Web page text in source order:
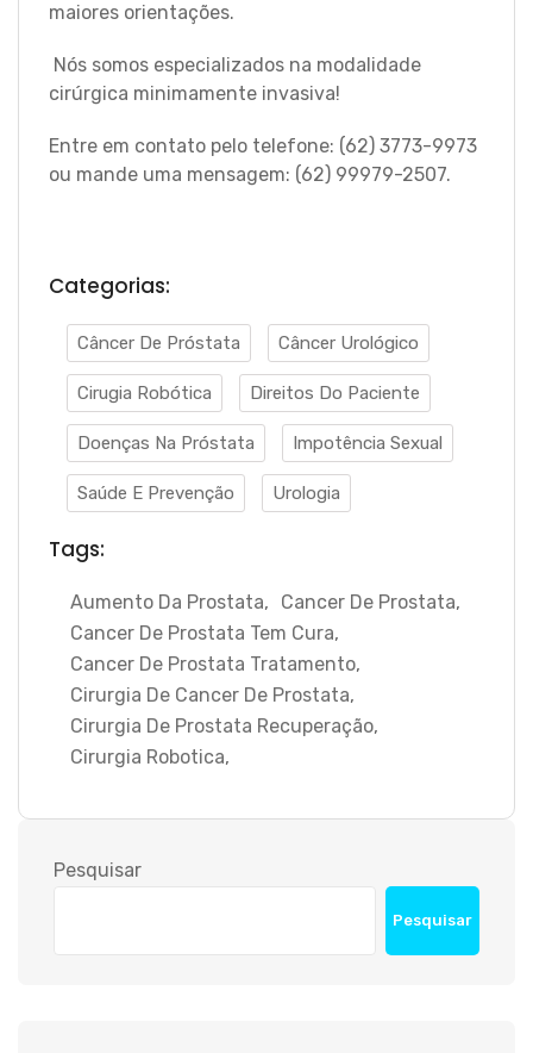
maiores orientações.
Nós somos especializados na modalidade
cirúrgica minimamente invasiva!
Entre em contato pelo telefone: (62) 3773-9973
ou mande uma mensagem: (62) 99979-2507.
Categorias:
Câncer De Próstata Câncer Urológico
Cirugia Robótica Direitos Do Paciente
Doenças Na Próstata Impotência Sexual
Saúde E Prevenção Urologia
Tags:
Aumento Da Prostata, Cancer De Prostata,
Cancer De Prostata Tem Cura,
Cancer De Prostata Tratamento,
Cirurgia De Cancer De Prostata,
Cirurgia De Prostata Recuperação,
Cirurgia Robotica,
Pesquisar
Pesquisar